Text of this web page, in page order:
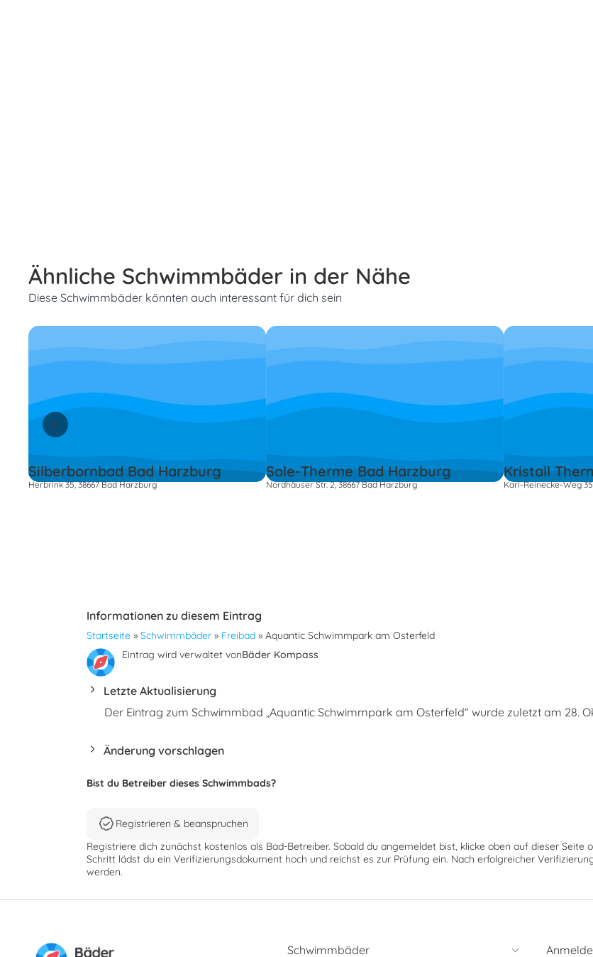
Ähnliche Schwimmbäder in der Nähe
Diese Schwimmbäder könnten auch interessant für dich sein
Silberbornbad Bad Harzburg
Herbrink 35, 38667 Bad Harzburg
Sole-Therme Bad Harzburg
Nordhäuser Str. 2, 38667 Bad Harzburg
Kristall
Karl-Reinecke-Weg
Informationen zu diesem Eintrag
Startseite » Schwimmbäder » Freibad » Aquantic Schwimmpark am Osterfeld
Eintrag wird verwaltet vonBäder Kompass
Letzte Aktualisierung
Der Eintrag zum Schwimmbad „Aquantic Schwimmpark am Osterfeld“ wurde zuletzt am 28.
Änderung vorschlagen
Bist du Betreiber dieses Schwimmbads?
Registrieren & beanspruchen
Registriere dich zunächst kostenlos als Bad-Betreiber. Sobald du angemeldet bist, klicke oben auf dieser Seite
Schritt lädst du ein Verifizierungsdokument hoch und reichst es zur Prüfung ein. Nach erfolgreicher
werden.
Schwimmbäder